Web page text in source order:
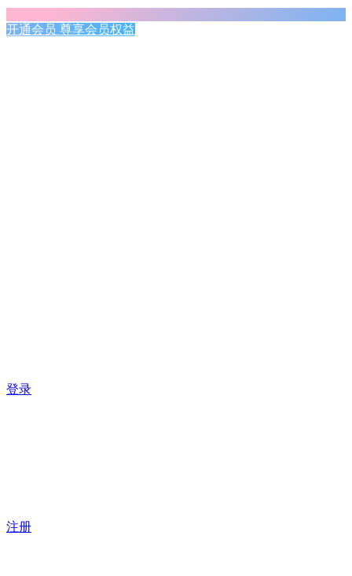
开通会员 尊享会员权益
登录
注册